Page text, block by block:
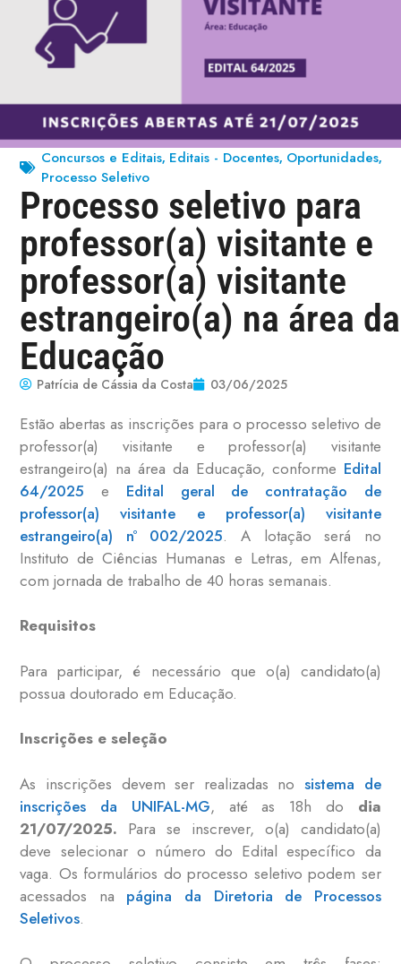
Concursos e Editais, Editais - Docentes, Oportunidades,
Processo Seletivo
Processo seletivo para
professor(a) visitante e
professor(a) visitante
estrangeiro(a) na área da
Educação
Patrícia de Cássia da Costa 03/06/2025
Estão abertas as inscrições para o processo seletivo de
professor(a) visitante e professor(a) visitante
estrangeiro(a) na área da Educação, conforme Edital
64/2025 e Edital geral de contratação de
professor(a) visitante e professor(a) visitante
estrangeiro(a) nº 002/2025. A lotação será no
Instituto de Ciências Humanas e Letras, em Alfenas,
com jornada de trabalho de 40 horas semanais.
Requisitos
Para participar, é necessário que o(a) candidato(a)
possua doutorado em Educação.
Inscrições e seleção
As inscrições devem ser realizadas nosistema de
inscrições da UNIFAL-MG, até as 18h do dia
21/07/2025. Para se inscrever, o(a) candidato(a)
deve selecionar o número do Edital específico da
vaga. Os formulários do processo seletivo podem ser
acessados na página da Diretoria de Processos
Seletivos.